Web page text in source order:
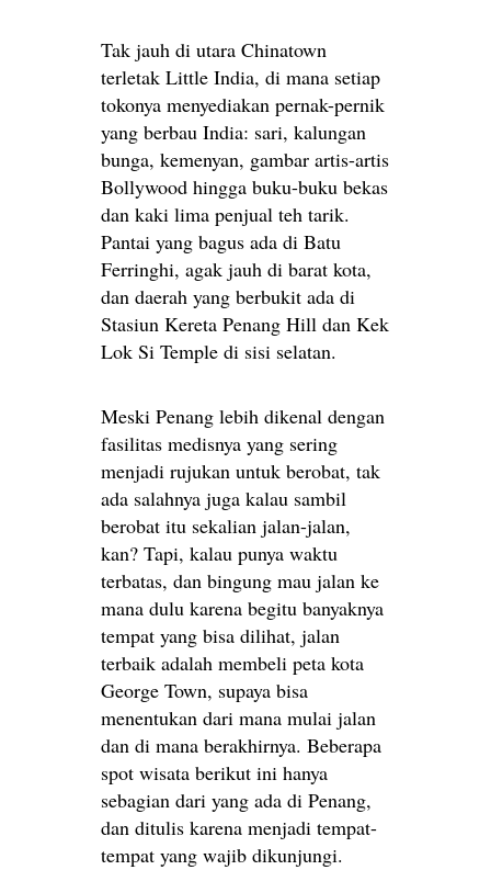
Tak jauh di utara Chinatown
terletak Little India, di mana setiap
tokonya menyediakan pernak-pernik
yang berbau India: sari, kalungan
bunga, kemenyan, gambar artis-artis
Bollywood hingga buku-buku bekas
dan kaki lima penjual teh tarik.
Pantai yang bagus ada di Batu
Ferringhi, agak jauh di barat kota,
dan daerah yang berbukit ada di
Stasiun Kereta Penang Hill dan Kek
Lok Si Temple di sisi selatan.
Meski Penang lebih dikenal dengan
fasilitas medisnya yang sering
menjadi rujukan untuk berobat, tak
ada salahnya juga kalau sambil
berobat itu sekalian jalan-jalan,
kan? Tapi, kalau punya waktu
terbatas, dan bingung mau jalan ke
mana dulu karena begitu banyaknya
tempat yang bisa dilihat, jalan
terbaik adalah membeli peta kota
George Town, supaya bisa
menentukan dari mana mulai jalan
dan di mana berakhirnya. Beberapa
spot wisata berikut ini hanya
sebagian dari yang ada di Penang,
dan ditulis karena menjadi tempat-
tempat yang wajib dikunjungi.